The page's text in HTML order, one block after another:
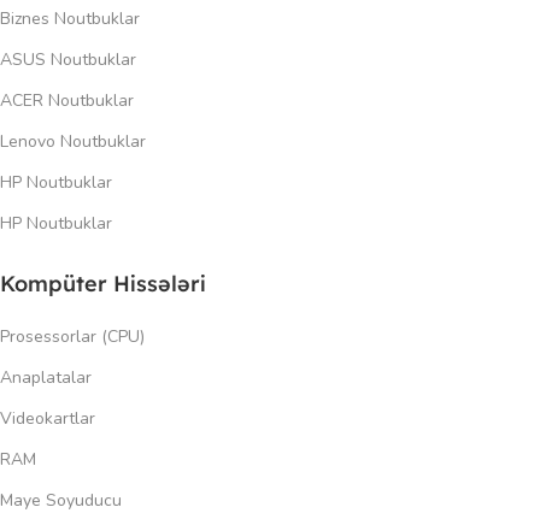
Biznes Noutbuklar
ASUS Noutbuklar
ACER Noutbuklar
Lenovo Noutbuklar
HP Noutbuklar
HP Noutbuklar
Kompüter Hissələri
Prosessorlar (CPU)
Anaplatalar
Videokartlar
RAM
Maye Soyuducu